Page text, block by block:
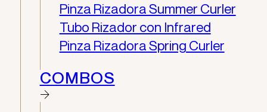
Pinza Rizadora Summer Curler
Tubo Rizador con Infrared
Pinza Rizadora Spring Curler
COMBOS